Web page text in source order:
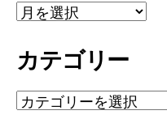
ア
ー
イ
カテゴリー
カ
テ